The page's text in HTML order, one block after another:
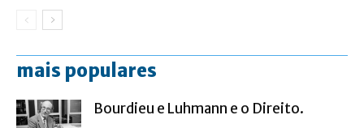
mais populares
Bourdieu e Luhmann e o Direito.